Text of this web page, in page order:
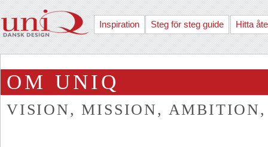
Inspiration Steg för steg guide Hitta
OM UNIQ
VISION, MISSION, AMBITION,